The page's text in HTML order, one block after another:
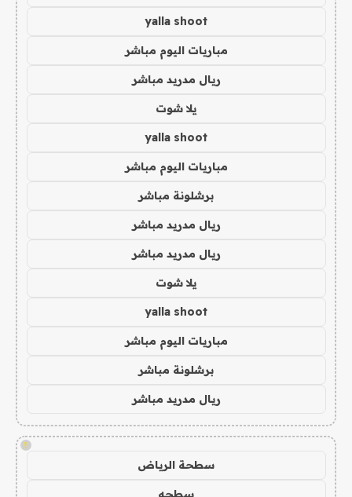
yalla shoot
مباريات اليوم مباشر
ريال مدريد مباشر
يلا شوت
yalla shoot
مباريات اليوم مباشر
برشلونة مباشر
ريال مدريد مباشر
ريال مدريد مباشر
يلا شوت
yalla shoot
مباريات اليوم مباشر
برشلونة مباشر
ريال مدريد مباشر
!
سطحة الرياض
سطحه